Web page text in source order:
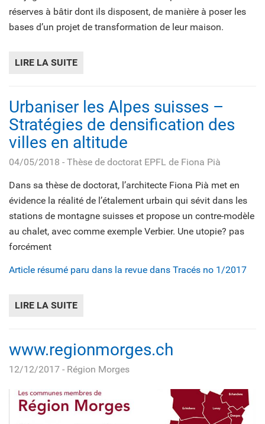
réserves à bâtir dont ils disposent, de manière à poser les
bases d’un projet de transformation de leur maison.
LIRE LA SUITE
Urbaniser les Alpes suisses –
Stratégies de densification des
villes en altitude
04/05/2018 - Thèse de doctorat EPFL de Fiona Pià
Dans sa thèse de doctorat, l’architecte Fiona Pià met en
évidence la réalité de l’étalement urbain qui sévit dans les
stations de montagne suisses et propose un contre-modèle
au chalet, avec comme exemple Verbier. Une utopie? pas
forcément
Article résumé paru dans la revue dans Tracés no 1/2017
LIRE LA SUITE
www.regionmorges.ch
12/12/2017 - Région Morges